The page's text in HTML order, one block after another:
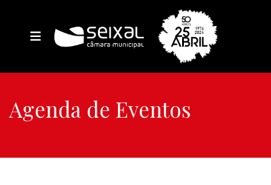
Agenda de Eventos